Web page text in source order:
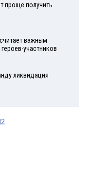
проще получить
важным
участников
ликвидация